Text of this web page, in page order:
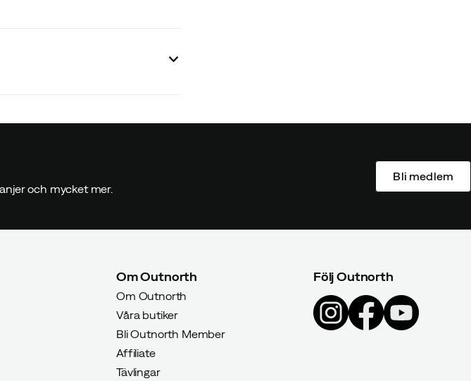
och mycket mer.
Bli medlem
Om Outnorth
Om Outnorth
Våra butiker
Bli Outnorth Member
Affiliate
Tävlingar
Följ Outnorth